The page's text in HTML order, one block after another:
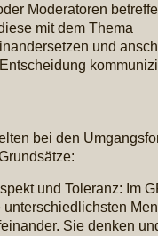
Moderatoren
mit dem Thema
und
bei den
und Toleranz: Im
unterschiedlichsten
Sie denken